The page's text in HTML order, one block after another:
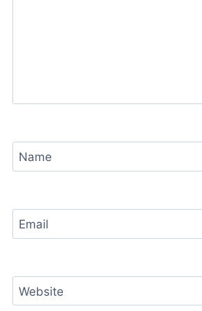
Name
Email
Website